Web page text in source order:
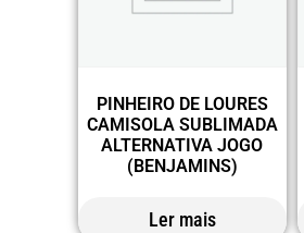
PINHEIRO DE LOURES
CAMISOLA SUBLIMADA
ALTERNATIVA JOGO
(BENJAMINS)
Ler mais